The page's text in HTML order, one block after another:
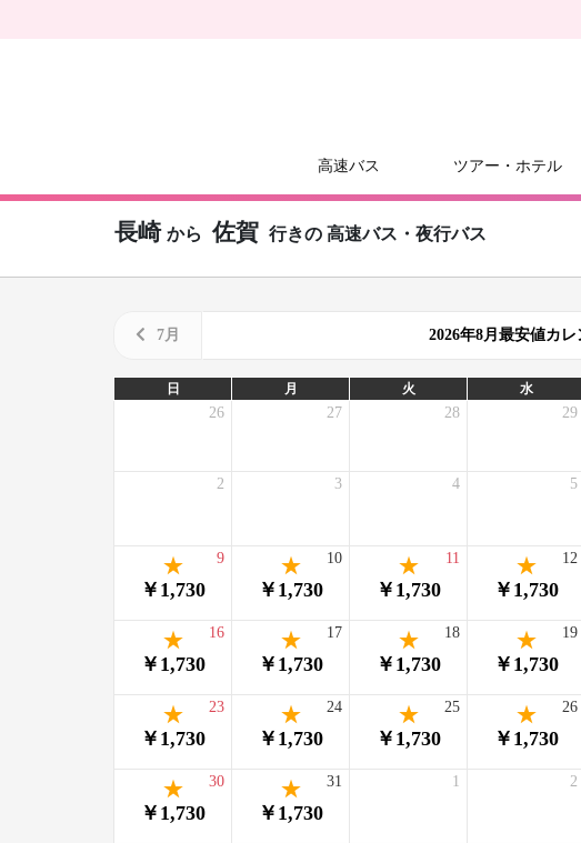
高速バス ツアー・ホテル
長崎 から 佐賀 行きの 高速バス・夜行バス
7月 2026年8月最安値カレ
日 月 火 水
26 27 28 29
2 3 4 5
￥1,730
9
￥1,730
10
￥1,730
11
￥1,730
12
￥1,730
16
￥1,730
17
￥1,730
18
￥1,730
19
￥1,730
23
￥1,730
24
￥1,730
25
￥1,730
26
￥1,730
30
￥1,730
31 1 2